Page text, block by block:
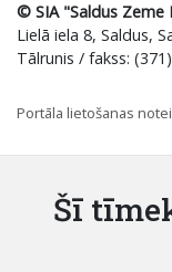
© SIA "Saldus Zeme
Lielā iela 8, Saldus,
Tālrunis / fakss:
Portāla lietošanas
Šī